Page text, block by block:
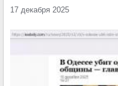
17 декабря 2025